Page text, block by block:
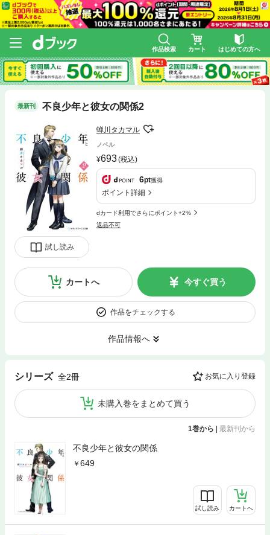
作品検索 カート はじめての方へ
最新刊 不良少年と彼女の関係2
試し読み
蝉川タカマル
ノベル
693(税込)
6pt獲得
ポイント詳細
dカード利用でさらにポイント+2%
返品不可
カートへ 今すぐ買う
作品をチェックする
作品情報へ
シリーズ 全2冊 お気に入り登録
未購入巻をまとめて買う
1巻から | 最新刊から
不良少年と彼女の関係
649
試し読み カートへ